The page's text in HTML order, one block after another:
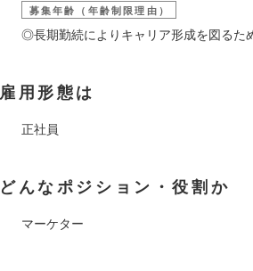
募集年齢（年齢制限理由）
◎長期勤続によりキャリア形成を図るた
雇用形態は
正社員
どんなポジション・役割か
マーケター